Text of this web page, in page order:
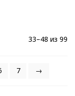
33–48 из 99
7 →